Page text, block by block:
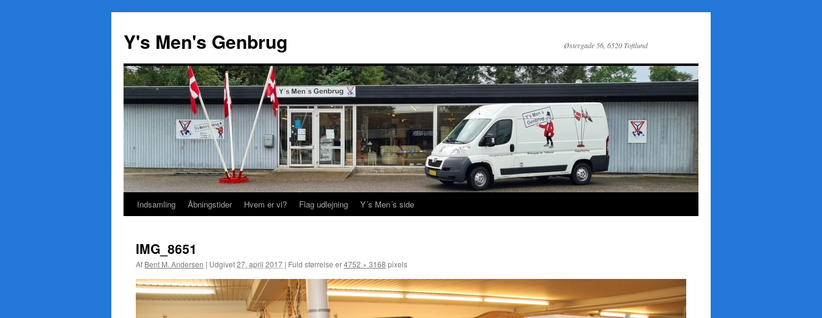
Y's Men's Genbrug Østergade 56, 6520 Toftlund
Hop
indhold
Indsamling Åbningstider Hvem er vi? Flag udlejning Y´s Men´s side
IMG_8651
Af Bent M. Andersen | Udgivet27. april 2017 | Fuld størrelse er4752 × 3168 pixels